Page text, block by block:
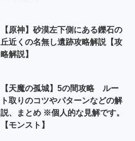
【原神】砂漠左下側にある鑠石の
丘近くの名無し遺跡攻略解説【攻
略解説】
【天魔の孤城】5の間攻略 ルー
ト取りのコツやパターンなどの解
説、まとめ ※個人的な見解です。
【モンスト】